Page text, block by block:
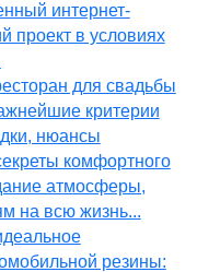
интернет-
проект в условиях
для свадьбы
критерии
нюансы
комфортного
атмосферы,
на всю жизнь...
резины: